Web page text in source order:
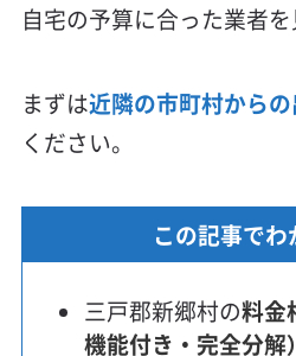
自宅の予算に合った業者を
まずは近隣の市町村から
ください。
この記事でわ
三戸郡新郷村の料金
機能付き・完全分解）